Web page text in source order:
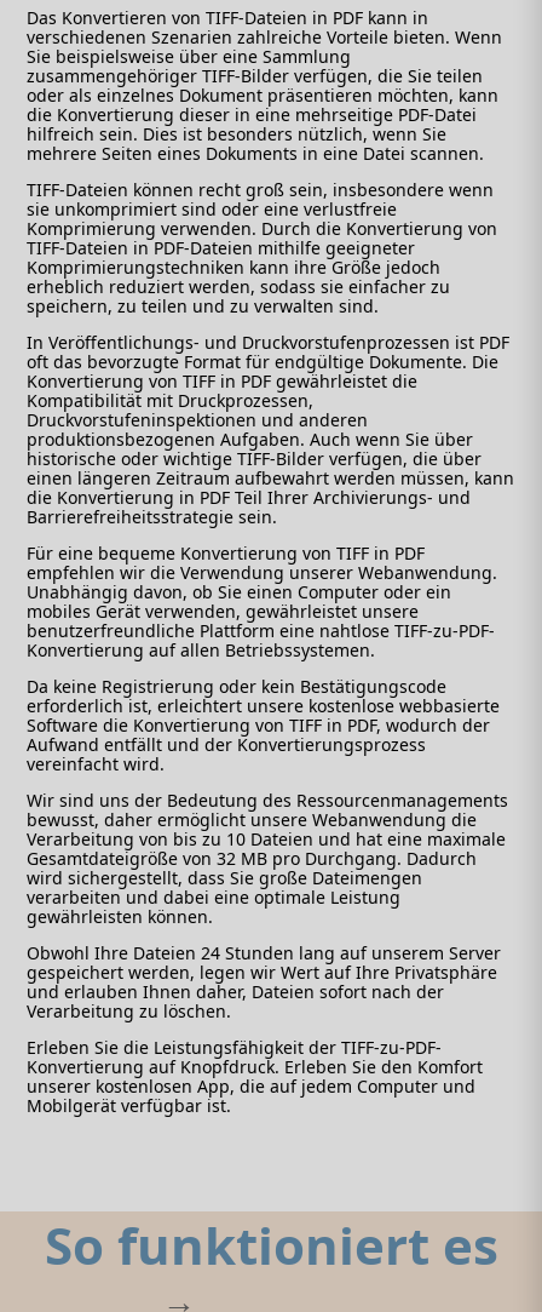
Das Konvertieren von TIFF-Dateien in PDF kann in
verschiedenen Szenarien zahlreiche Vorteile bieten. Wenn
Sie beispielsweise über eine Sammlung
zusammengehöriger TIFF-Bilder verfügen, die Sie teilen
oder als einzelnes Dokument präsentieren möchten, kann
die Konvertierung dieser in eine mehrseitige PDF-Datei
hilfreich sein. Dies ist besonders nützlich, wenn Sie
mehrere Seiten eines Dokuments in eine Datei scannen.
TIFF-Dateien können recht groß sein, insbesondere wenn
sie unkomprimiert sind oder eine verlustfreie
Komprimierung verwenden. Durch die Konvertierung von
TIFF-Dateien in PDF-Dateien mithilfe geeigneter
Komprimierungstechniken kann ihre Größe jedoch
erheblich reduziert werden, sodass sie einfacher zu
speichern, zu teilen und zu verwalten sind.
In Veröffentlichungs- und Druckvorstufenprozessen ist PDF
oft das bevorzugte Format für endgültige Dokumente. Die
Konvertierung von TIFF in PDF gewährleistet die
Kompatibilität mit Druckprozessen,
Druckvorstufeninspektionen und anderen
produktionsbezogenen Aufgaben. Auch wenn Sie über
historische oder wichtige TIFF-Bilder verfügen, die über
einen längeren Zeitraum aufbewahrt werden müssen, kann
die Konvertierung in PDF Teil Ihrer Archivierungs- und
Barrierefreiheitsstrategie sein.
Für eine bequeme Konvertierung von TIFF in PDF
empfehlen wir die Verwendung unserer Webanwendung.
Unabhängig davon, ob Sie einen Computer oder ein
mobiles Gerät verwenden, gewährleistet unsere
benutzerfreundliche Plattform eine nahtlose TIFF-zu-PDF-
Konvertierung auf allen Betriebssystemen.
Da keine Registrierung oder kein Bestätigungscode
erforderlich ist, erleichtert unsere kostenlose webbasierte
Software die Konvertierung von TIFF in PDF, wodurch der
Aufwand entfällt und der Konvertierungsprozess
vereinfacht wird.
Wir sind uns der Bedeutung des Ressourcenmanagements
bewusst, daher ermöglicht unsere Webanwendung die
Verarbeitung von bis zu 10 Dateien und hat eine maximale
Gesamtdateigröße von 32 MB pro Durchgang. Dadurch
wird sichergestellt, dass Sie große Dateimengen
verarbeiten und dabei eine optimale Leistung
gewährleisten können.
Obwohl Ihre Dateien 24 Stunden lang auf unserem Server
gespeichert werden, legen wir Wert auf Ihre Privatsphäre
und erlauben Ihnen daher, Dateien sofort nach der
Verarbeitung zu löschen.
Erleben Sie die Leistungsfähigkeit der TIFF-zu-PDF-
Konvertierung auf Knopfdruck. Erleben Sie den Komfort
unserer kostenlosen App, die auf jedem Computer und
Mobilgerät verfügbar ist.
So funktioniert es